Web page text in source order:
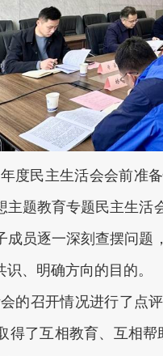
度民主生活会会前准
主题教育专题民主生
成员逐一深刻查摆问
、明确方向的目的。
的召开情况进行了点
得了互相教育、互相